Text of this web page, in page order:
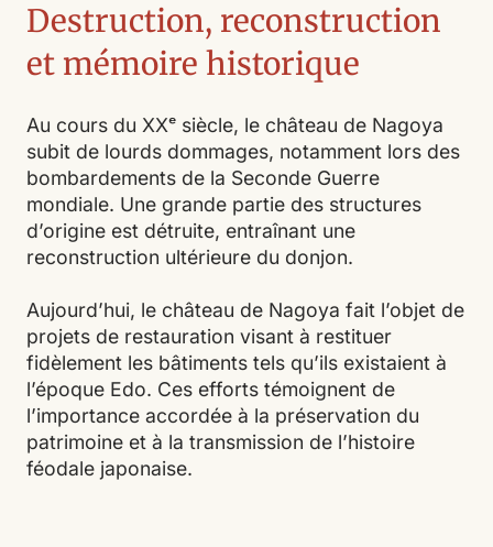
Destruction, reconstruction
et mémoire historique
Au cours du XXᵉ siècle, le château de Nagoya
subit de lourds dommages, notamment lors des
bombardements de la Seconde Guerre
mondiale. Une grande partie des structures
d’origine est détruite, entraînant une
reconstruction ultérieure du donjon.
Aujourd’hui, le château de Nagoya fait l’objet de
projets de restauration visant à restituer
fidèlement les bâtiments tels qu’ils existaient à
l’époque Edo. Ces efforts témoignent de
l’importance accordée à la préservation du
patrimoine et à la transmission de l’histoire
féodale japonaise.